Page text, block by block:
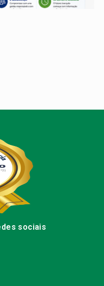
sociais